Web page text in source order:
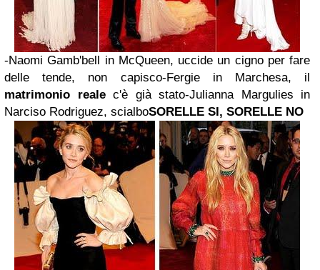
-Naomi Gamb'bell in McQueen, uccide un cigno per fare
delle tende, non capisco-Fergie in Marchesa, il
matrimonio realec'è già stato-Julianna Margulies in
Narciso Rodriguez, scialboSORELLE SI, SORELLE NO